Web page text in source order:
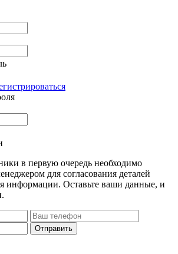
в первую очередь необходимо
для согласования деталей
информации. Оставьте ваши данные, и